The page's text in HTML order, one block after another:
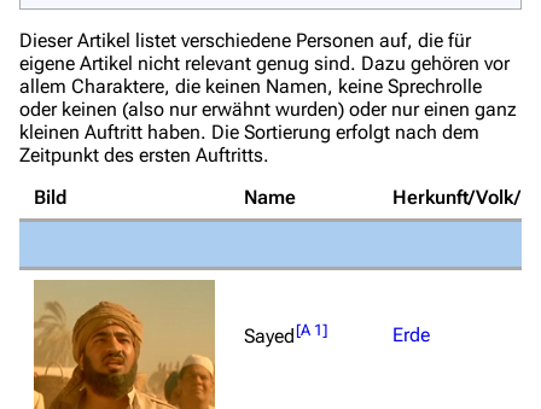
Dieser Artikel listet verschiedene Personen auf, die für
eigene Artikel nicht relevant genug sind. Dazu gehören vor
allem Charaktere, die keinen Namen, keine Sprechrolle
oder keinen (also nur erwähnt wurden) oder nur einen ganz
kleinen Auftritt haben. Die Sortierung erfolgt nach dem
Zeitpunkt des ersten Auftritts.
Bild
Name Herkunft/Volk/
Sayed [A 1] Erde